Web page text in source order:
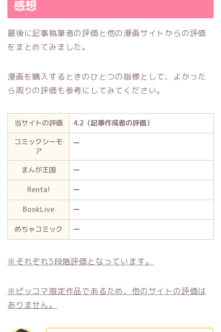
感想
最後に記事執筆者の評価と他の漫画サイトからの評価
をまとめてみました。
漫画を購入するときのひとつの指標として、よかった
ら周りの評価も参考にしてみてください。
当サイトの評価
4.2（記事作成者の評価）
コミックシーモ
ア
ー
まんが王国
ー
Renta!
ー
BookLive
ー
めちゃコミック
ー
※それぞれ5段階評価となっています。
※ピッコマ限定作品であるため、他のサイトの評価は
ありません。